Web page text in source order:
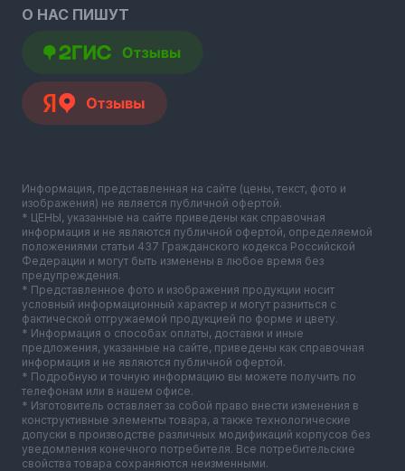
О НАС ПИШУТ
Информация, представленная на сайте (цены, текст, фото и
изображения) не является публичной офертой.
* ЦЕНЫ, указанные на сайте приведены как справочная
информация и не являются публичной офертой, определяемой
положениями статьи 437 Гражданского кодекса Российской
Федерации и могут быть изменены в любое время без
предупреждения.
* Представленное фото и изображения продукции носит
условный информационный характер и могут разниться с
фактической отгружаемой продукцией по форме и цвету.
* Информация о способах оплаты, доставки и иные
предложения, указанные на сайте, приведены как справочная
информация и не являются публичной офертой.
* Подробную и точную информацию вы можете получить по
телефонам или в нашем офисе.
* Изготовитель оставляет за собой право внести изменения в
конструктивные элементы товара, а также технологические
допуски в производстве различных модификаций корпусов без
уведомления конечного потребителя. Все потребительские
свойства товара сохраняются неизменными.